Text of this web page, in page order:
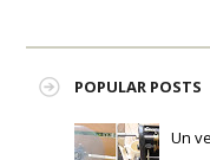
POPULAR POSTS
Un